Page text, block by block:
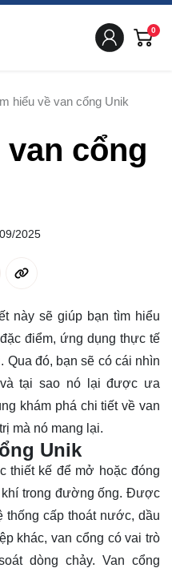
0
hiểu về van cổng Unik
cổng
2025
này sẽ giúp bạn tìm hiểu
điểm, ứng dụng thực tế
Qua đó, bạn sẽ có cái nhìn
tại sao nó lại được ưa
khám phá chi tiết về van
mà nó mang lại.
Unik
thiết kế để mở hoặc đóng
khí trong đường ống. Được
thống cấp thoát nước, dầu
khác, van cổng có vai trò
dòng chảy. Van cổng